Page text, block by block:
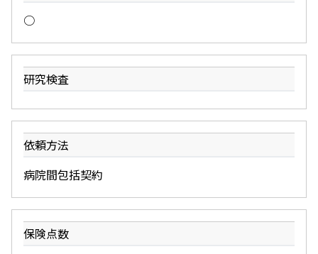
○
研究検査
依頼方法
病院間包括契約
保険点数